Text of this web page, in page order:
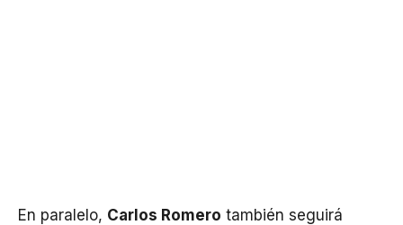
En paralelo, Carlos Romero también seguirá